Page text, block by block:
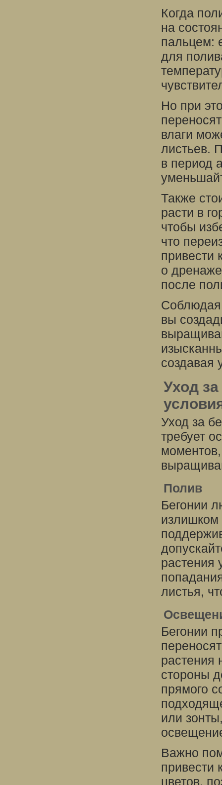
Когда
на
пальцем:
для
Но при
влаги
листьев.
в период
Также
расти в
чтобы
что
привести
о
после
Соблюдая
вы
создавая
Уход
Уход за
требует
Полив
Бегонии
излишком
растения
листья,
Бегонии
растения
стороны
прямого
или
Важно
привести
цветов,